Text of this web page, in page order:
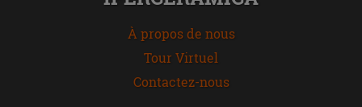
À propos de nous
Tour Virtuel
Contactez-nous